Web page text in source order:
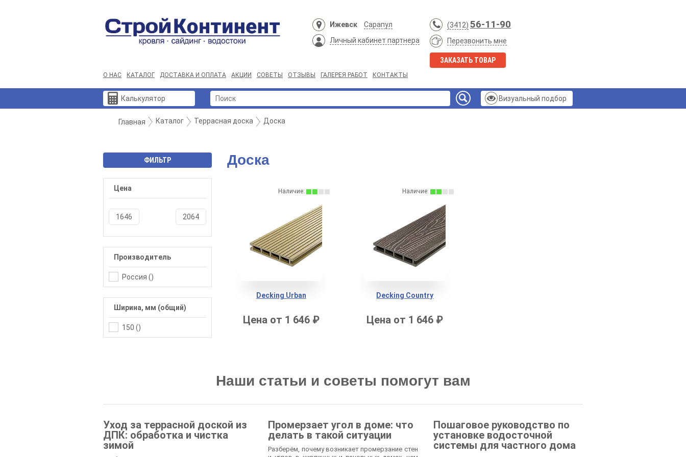
Ижевск
Сарапул
Личный кабинет партнера
О НАС КАТАЛОГ ДОСТАВКА И ОПЛАТА АКЦИИ СОВЕТЫ ОТЗЫВЫ ГАЛЕРЕЯ РАБОТ КОНТАКТЫ
(3412) 56-11-90
Перезвонить мне
ЗАКАЗАТЬ ТОВАР
Калькулятор Визуальный подбор
Главная Каталог Террасная доска Доска
ФИЛЬТР
Цена
Производитель
Россия ()
Ширина, мм (общий)
150 ()
Доска
Наличие:
Decking Urban
Цена от 1 646 ₽
Наличие:
Decking Country
Цена от 1 646 ₽
Наши статьи и советы помогут вам
Уход за террасной доской из
ДПК: обработка и чистка
зимой
Промерзает угол в доме: что
делать в такой ситуации
Разберём, почему возникает промерзание стен
Пошаговое руководство по
установке водосточной
системы для частного дома